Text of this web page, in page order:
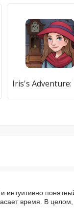
время. В